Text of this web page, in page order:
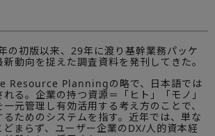
の初版以来、29年に渡り基幹業務パッケ
動向を捉えた調査資料を発刊してきた。
Resource Planningの略で、日本語では
る。企業の持つ資源＝「ヒト」「モノ」
一元管理し有効活用する考え方のことで、
ためのシステムを指す。近年では、単な
まらず、ユーザー企業のDX/人的資本経